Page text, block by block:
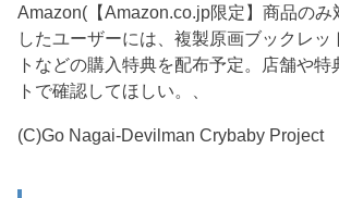
Amazon(【Amazon.co.jp限定】商品のみ
したユーザーには、複製原画ブックレッ
トなどの購入特典を配布予定。店舗や特
トで確認してほしい。、
(C)Go Nagai-Devilman Crybaby Project